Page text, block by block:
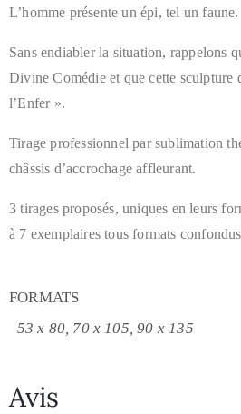
L’homme présente un épi, tel un faune.
Sans endiabler la situation, rappelons
Divine Comédie et que cette sculpture
l’Enfer ».
Tirage professionnel par sublimation
châssis d’accrochage affleurant.
3 tirages proposés, uniques en leurs
à 7 exemplaires tous formats
FORMATS
53 x 80, 70 x 105, 90 x 135
Avis